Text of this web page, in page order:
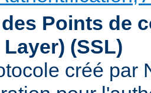
Points de
(SSL)
créé par